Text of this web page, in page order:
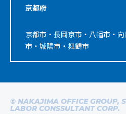
京都府
京都市・長岡京市・八幡市・
市・城陽市・舞鶴市
© NAKAJIMA OFFICE GROUP,
LABOR CONSSULTANT CORP.